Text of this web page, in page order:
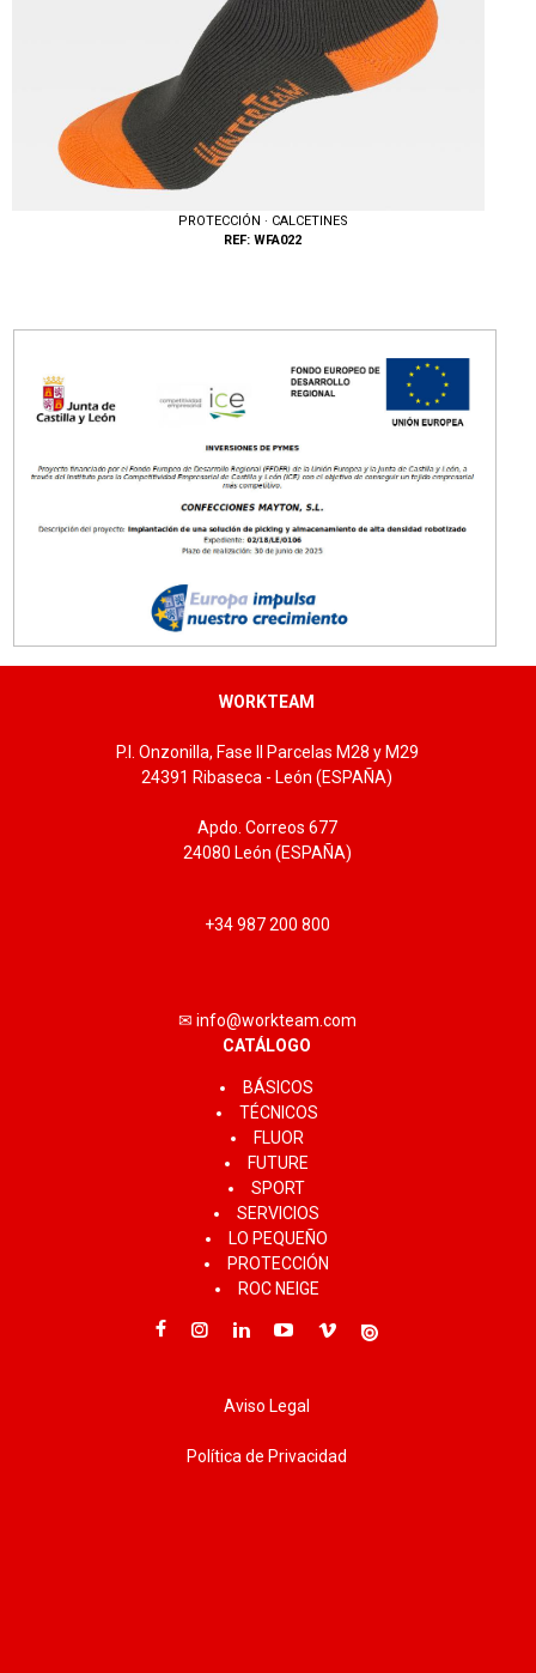
PROTECCIÓN · CALCETINES
REF: WFA022
WORKTEAM
P.I. Onzonilla, Fase II Parcelas M28 y M29
24391 Ribaseca - León (ESPAÑA)
Apdo. Correos 677
24080 León (ESPAÑA)
+34 987 200 800
✉ info@workteam.com
CATÁLOGO
BÁSICOS
TÉCNICOS
FLUOR
FUTURE
SPORT
SERVICIOS
LO PEQUEÑO
PROTECCIÓN
ROC NEIGE
Aviso Legal
Política de Privacidad